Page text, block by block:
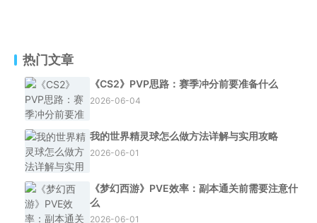
热门文章
《CS2》PVP思路：赛季冲分前要准备什么
2026-06-04
我的世界精灵球怎么做方法详解与实用攻略
2026-06-01
《梦幻西游》PVE效率：副本通关前需要注意什
么
2026-06-01